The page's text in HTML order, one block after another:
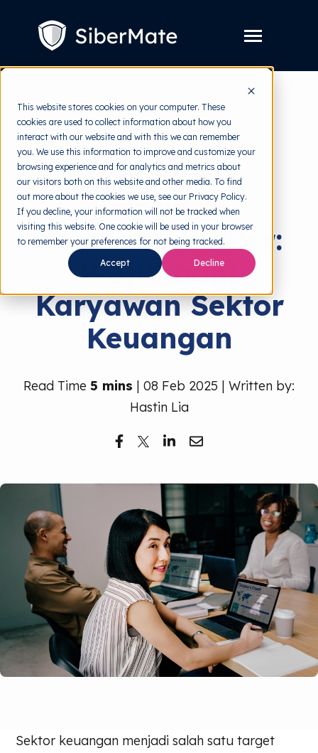
This website stores cookies on your computer. These
cookies are used to collect information about how you
interact with our website and with this we can remember
you. We use this information to improve and customize your
browsing experience and for analytics and metrics about
our visitors both on this website and other media. To find
out more about the cookies we use, see our Privacy Policy.
If you decline, your information will not be tracked when
visiting this website. One cookie will be used in your browser
to remember your preferences for not being tracked.
Accept Decline
Toggle
children
for
Layanan
Harga
Resources Toggle
children
for
Resources
Tools Gratis Toggle
children
for
Tools
Gratis
Tentang
Coba Gratis
back to HRMI
Security Awareness
Pelatihan
Keamanan Siber:
Wajib bagi
Karyawan Sektor
Keuangan
Read Time 5 mins | 08 Feb 2025 | Written by:
Hastin Lia
Sektor keuangan menjadi salah satu target